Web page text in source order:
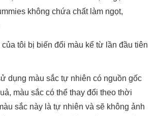
không chứa chất làm ngọt,
tôi bị biến đổi màu kể từ lần đầu tiên
dụng màu sắc tự nhiên có nguồn gốc
màu sắc có thể thay đổi theo thời
sắc này là tự nhiên và sẽ không ảnh